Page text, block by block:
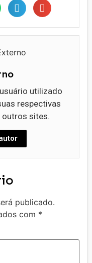
utilizado
respectivas
outros sites.
publicado.
com *